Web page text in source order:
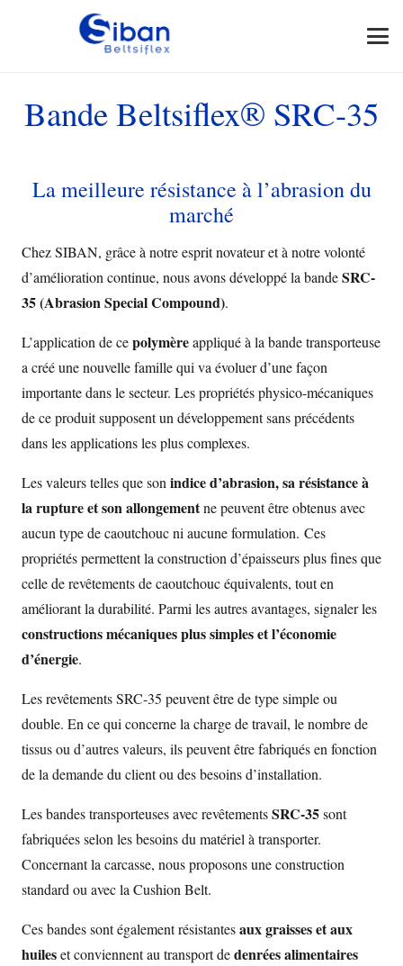
Bande Beltsiflex® SRC-35
La meilleure résistance à l’abrasion du
marché
Chez SIBAN, grâce à notre esprit novateur et à notre volonté
d’amélioration continue, nous avons développé la bandeSRC-
35 (Abrasion Special Compound).
L’application de cepolymèreappliqué à la bande transporteuse
a créé une nouvelle famille qui va évoluer d’une façon
importante dans le secteur. Les propriétés physico-mécaniques
de ce produit supposent un développement sans précédents
dans les applications les plus complexes.
Les valeurs telles que sonindice d’abrasion, sa résistance à
la rupture et son allongementne peuvent être obtenus avec
aucun type de caoutchouc ni aucune formulation. Ces
propriétés permettent la construction d’épaisseurs plus fines que
celle de revêtements de caoutchouc équivalents, tout en
améliorant la durabilité. Parmi les autres avantages, signaler les
constructions mécaniques plus simples et l’économie
d’énergie.
Les revêtements SRC-35 peuvent être de type simple ou
double. En ce qui concerne la charge de travail, le nombre de
tissus ou d’autres valeurs, ils peuvent être fabriqués en fonction
de la demande du client ou des besoins d’installation.
Les bandes transporteuses avec revêtementsSRC-35sont
fabriquées selon les besoins du matériel à transporter.
Concernant la carcasse, nous proposons une construction
standard ou avec la Cushion Belt.
Ces bandes sont également résistantesaux graisses et aux
huileset conviennent au transport dedenrées alimentaires